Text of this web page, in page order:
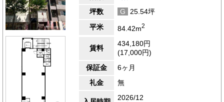
られる点は、日々の業務効率向上につながります。加えて、周辺
はIT関連企業や専門サービス業が集積するエリア特性を持ち、業
務利用を想定したサービス環境が整っています。千代田区という
行政・業務の中心地に位置することから、対外的な説明のしやす
さやエリアブランドの認知度も高く、企業イメージの向上にも寄
与します。神田ミハマビル周辺は、飲食・金融・郵便などオフィ
スワークに直結する機能がバランスよく揃った実務性の高い環境
であり、安定した事業運営を支える立地といえるでしょう。
【評価】 4.1
駅からの距離
坪数
G
25.54坪
平米
84.42m2
賃料
434,180円
(17,000円)
保証金
6ヶ月
礼金
無
2026/12